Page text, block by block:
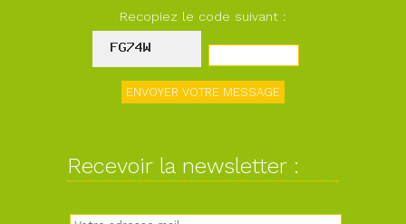
Recopiez le code suivant :
Recevoir la newsletter :